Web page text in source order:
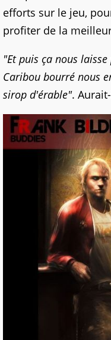
efforts sur le jeu,
profiter de la
"Et puis ça nous
Caribou bourré nous
sirop d'érable".